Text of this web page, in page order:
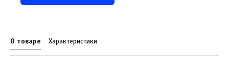
О товаре Характеристики